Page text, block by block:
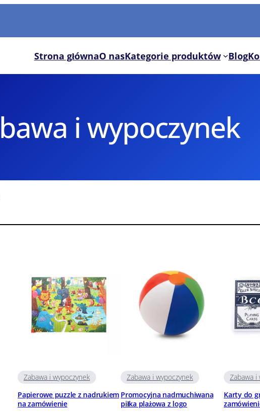
Strona głównaO nasKategorie produktów Blog
i wypoczynek
Zabawa i wypoczynek
Papierowe puzzle z nadrukiem
na zamówienie
Zabawa i wypoczynek
Promocyjna nadmuchiwana
piłka plażowa z logo
Zabawa i
Karty do